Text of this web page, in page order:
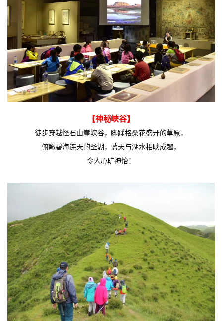
【神秘峡谷】
徒步穿越怪石山崖峡谷，脚踩格桑花盛开的草原，
俯瞰碧海连天的圣湖， 蓝天与湖水相映成趣，
令人心旷神怡！